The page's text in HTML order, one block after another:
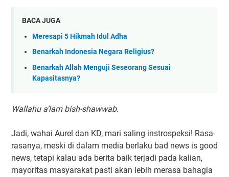
BACA JUGA
Meresapi 5 Hikmah Idul Adha
Benarkah Indonesia Negara Religius?
Benarkah Allah Menguji Seseorang Sesuai
Kapasitasnya?
Wallahu a’lam bish-shawwab.
Jadi, wahai Aurel dan KD, mari saling instrospeksi! Rasa-
rasanya, meski di dalam media berlaku bad news is good
news, tetapi kalau ada berita baik terjadi pada kalian,
mayoritas masyarakat pasti akan lebih merasa bahagia